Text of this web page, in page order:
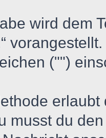
wird dem
("")
musst du